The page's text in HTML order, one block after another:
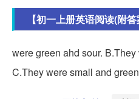
【初一上册英语阅读(附
were green ahd sour.
C.They were small and